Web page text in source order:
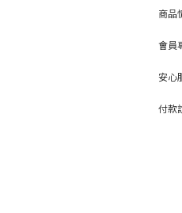
商品
會員
安心
付款